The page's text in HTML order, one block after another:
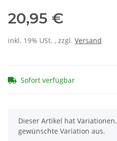
20,95 €
inkl. 19% USt. , zzgl. Versand
Sofort verfügbar
x
Dieser Artikel hat
gewünschte Variation aus.